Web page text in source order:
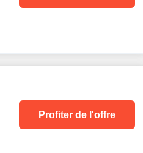
Profiter de l'offre